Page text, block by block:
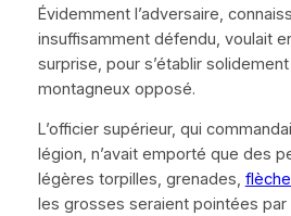
Évidemment l’adversaire,
insuffisamment défendu, voulait
surprise, pour s’établir
montagneux opposé.
L’officier supérieur, qui
légion, n’avait emporté que des
légères torpilles, grenades,
les grosses seraient pointées par